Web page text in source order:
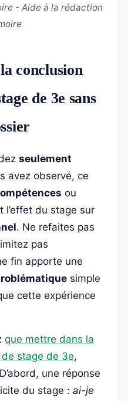
- Aide à la rédaction
conclusion
de 3e sans
seulement
avez observé, ce
ou
l’effet du stage sur
. Ne refaites pas
pas
fin apporte une
simple
cette expérience
que mettre dans la
de stage de 3e,
une réponse
du stage : ai-je